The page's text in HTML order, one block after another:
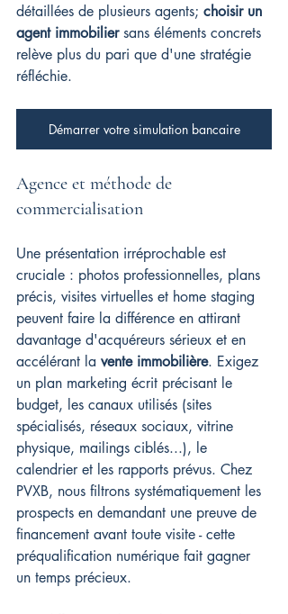
détaillées de plusieurs agents; choisir un
agent immobilier sans éléments concrets
relève plus du pari que d'une stratégie
réfléchie.
Démarrer votre simulation bancaire
Agence et méthode de
commercialisation
Une présentation irréprochable est
cruciale : photos professionnelles, plans
précis, visites virtuelles et home staging
peuvent faire la différence en attirant
davantage d'acquéreurs sérieux et en
accélérant la vente immobilière. Exigez
un plan marketing écrit précisant le
budget, les canaux utilisés (sites
spécialisés, réseaux sociaux, vitrine
physique, mailings ciblés...), le
calendrier et les rapports prévus. Chez
PVXB, nous filtrons systématiquement les
prospects en demandant une preuve de
financement avant toute visite - cette
préqualification numérique fait gagner
un temps précieux.